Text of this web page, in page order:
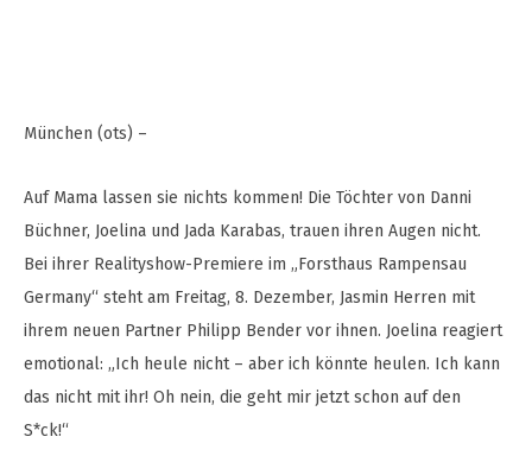
München (ots) –
Auf Mama lassen sie nichts kommen! Die Töchter von Danni
Büchner, Joelina und Jada Karabas, trauen ihren Augen nicht.
Bei ihrer Realityshow-Premiere im „Forsthaus Rampensau
Germany“ steht am Freitag, 8. Dezember, Jasmin Herren mit
ihrem neuen Partner Philipp Bender vor ihnen. Joelina reagiert
emotional: „Ich heule nicht – aber ich könnte heulen. Ich kann
das nicht mit ihr! Oh nein, die geht mir jetzt schon auf den
S*ck!“